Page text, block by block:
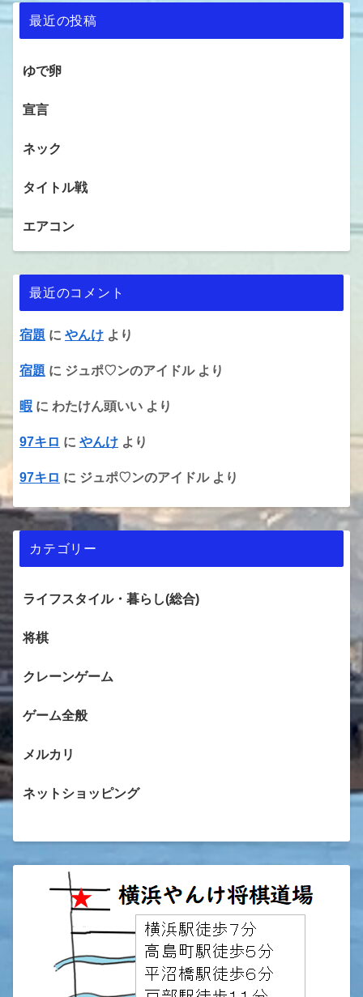
最近の投稿
ゆで卵
宣言
ネック
タイトル戦
エアコン
最近のコメント
宿題 に やんけ より
宿題 に ジュポ♡ンのアイドルより
暇 に わたけん頭いい より
97キロ に やんけ より
97キロ に ジュポ♡ンのアイドルより
カテゴリー
ライフスタイル・暮らし(総合)
将棋
クレーンゲーム
ゲーム全般
メルカリ
ネットショッピング